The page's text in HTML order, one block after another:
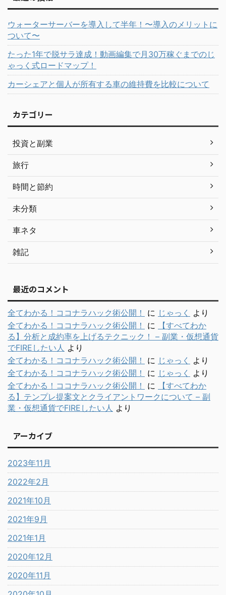
ウォーターサーバーを導入して半年！〜導入のメリットに
ついて〜
たった1年で脱サラ達成！動画編集で月30万稼ぐまでのじ
ゃっく式ロードマップ！
カーシェアと個人が所有する車の維持費を比較について
カテゴリー
投資と副業
旅行
時間と節約
未分類
車ネタ
雑記
最近のコメント
全てわかる！ココナラハック術公開！ に じゃっく
より
全てわかる！ココナラハック術公開！
に
【すべてわか
る】分析と成約率を上げるテクニック！ – 副業・仮想通貨
でFIREしたい人 より
全てわかる！ココナラハック術公開！
に じゃっく
より
全てわかる！ココナラハック術公開！
に じゃっく
より
全てわかる！ココナラハック術公開！
に
【すべてわか
る】テンプレ提案文とクライアントワークについて – 副
業・仮想通貨でFIREしたい人 より
アーカイブ
2023年11月
2022年2月
2021年10月
2021年9月
2021年1月
2020年12月
2020年11月